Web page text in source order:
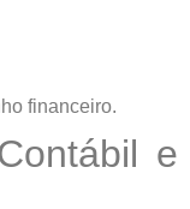
financeiro.
e